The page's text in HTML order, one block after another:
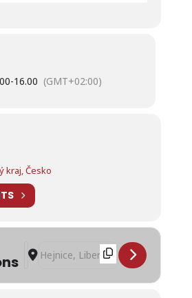
-16.00 (GMT+02:00)
kraj, Česko
Address - 21. ROČNÍK SMĚDAVA
Destination Address - 21. ROČNÍK